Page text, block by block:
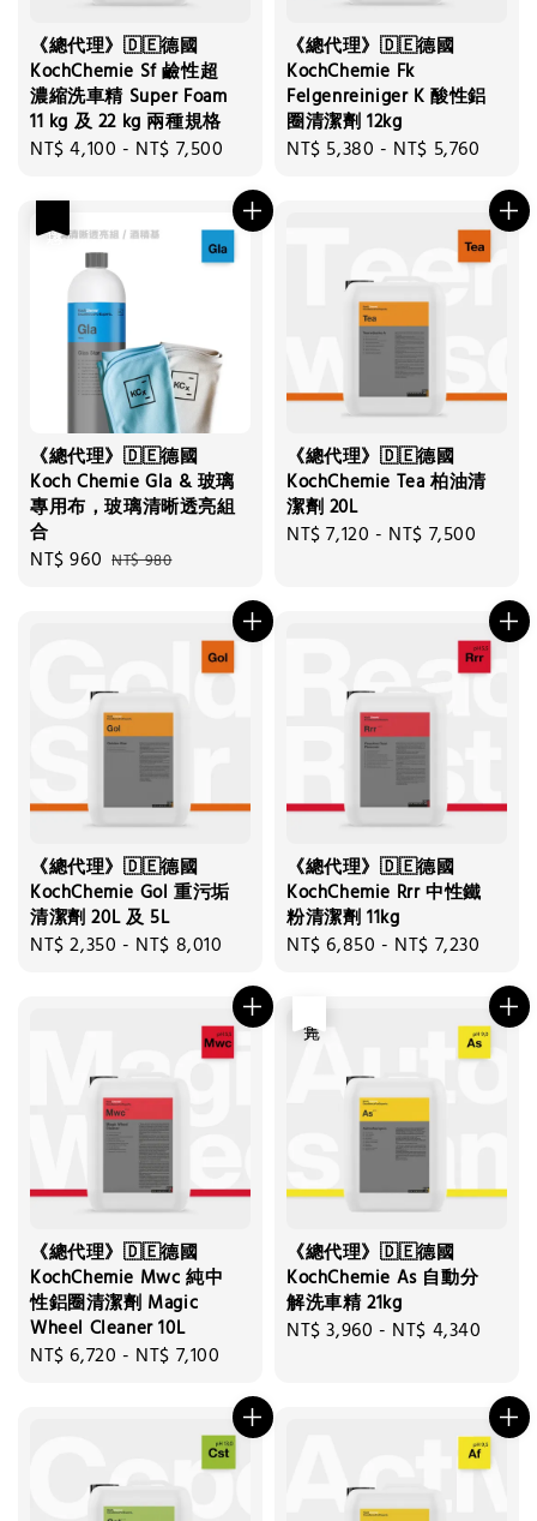
《總代理》🇩🇪德國
KochChemie Sf 鹼性超
濃縮洗車精 Super Foam
11 kg 及 22 kg 兩種規格
Regular
NT$ 4,100 - NT$ 7,500
《總代理》🇩🇪德國
KochChemie Fk
Felgenreiniger K 酸性鋁
圈清潔劑 12kg
Regular
NT$ 5,380 - NT$ 5,760
《總代理》🇩🇪德國
Koch Chemie Gla & 玻璃
專用布，玻璃清晰透亮組
合
Sale
NT$ 960 Regular
NT$ 980
《總代理》🇩🇪德國
KochChemie Tea 柏油清
潔劑 20L
Regular
NT$ 7,120 - NT$ 7,500
《總代理》🇩🇪德國
KochChemie Gol 重污垢
清潔劑 20L 及 5L
Regular
NT$ 2,350 - NT$ 8,010
《總代理》🇩🇪德國
KochChemie Rrr 中性鐵
粉清潔劑 11kg
Regular
NT$ 6,850 - NT$ 7,230
《總代理》🇩🇪德國
KochChemie Mwc 純中
性鋁圈清潔劑 Magic
Wheel Cleaner 10L
Regular
NT$ 6,720 - NT$ 7,100
《總代理》🇩🇪德國
KochChemie As 自動分
解洗車精 21kg
Regular
NT$ 3,960 - NT$ 4,340